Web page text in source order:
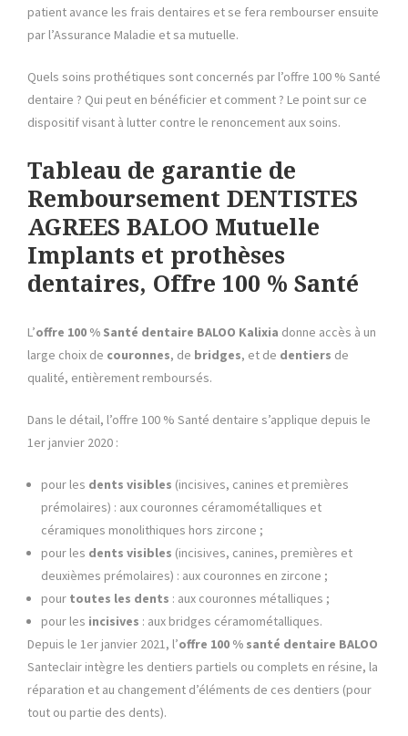
patient avance les frais dentaires et se fera rembourser ensuite
par l’Assurance Maladie et sa mutuelle.
Quels soins prothétiques sont concernés par l’offre 100 % Santé
dentaire ? Qui peut en bénéficier et comment ? Le point sur ce
dispositif visant à lutter contre le renoncement aux soins.
Tableau de garantie de
Remboursement DENTISTES
AGREES BALOO Mutuelle
Implants et prothèses
dentaires, Offre 100 % Santé
L’offre 100 % Santé dentaire BALOO Kalixia donne accès à un
large choix de couronnes, de bridges, et de dentiers de
qualité, entièrement remboursés.
Dans le détail, l’offre 100 % Santé dentaire s’applique depuis le
1er janvier 2020 :
pour les dents visibles (incisives, canines et premières
prémolaires) : aux couronnes céramométalliques et
céramiques monolithiques hors zircone ;
pour les dents visibles (incisives, canines, premières et
deuxièmes prémolaires) : aux couronnes en zircone ;
pour toutes les dents : aux couronnes métalliques ;
pour les incisives : aux bridges céramométalliques.
Depuis le 1er janvier 2021, l’offre 100 % santé dentaire BALOO
Santeclair intègre les dentiers partiels ou complets en résine, la
réparation et au changement d’éléments de ces dentiers (pour
tout ou partie des dents).